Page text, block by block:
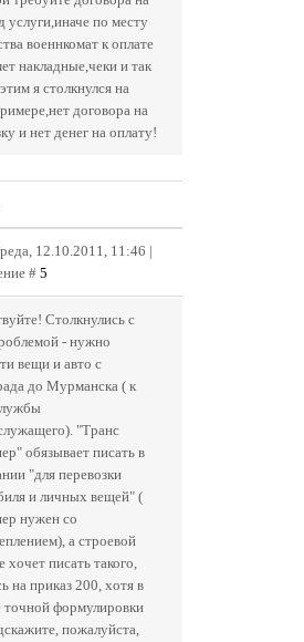
услуги,иначе по месту
военнкомат к оплате
накладные,чеки и так
я столкнулся на
договора на
и нет денег на оплату!
12.10.2011, 11:46 |
# 5
Столкнулись с
- нужно
вещи и авто с
до Мурманска ( к
"Транс
обязывает писать в
"для перевозки
и личных вещей" (
нужен со
а строевой
хочет писать такого,
на приказ 200, хотя в
точной формулировки
пожалуйста,